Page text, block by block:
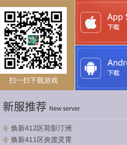
扫一扫下载游戏
焕新412区荷影汀洲
焕新411区炎渡灵霄